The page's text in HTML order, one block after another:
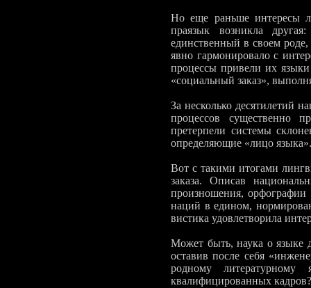
Но еще раньше интересы
праязык возникла
единственный в своем
явно гармонировало с
процессы привели их
«социальный заказ»,
За несколько десятилетий
процессов существенно
претерпели системы
определя­ющие «лицо
Вот с такими итогами
заказа. Описав
произношения, орфографии
наций в еди­ном,
вистика удовлетворила
Может быть, наука о языке
оставив после себя
родному
квалифицирован­ных кадров?